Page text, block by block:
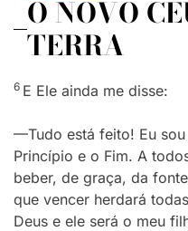
O NOVO
TERRA
6 E Ele ainda me disse:
—Tudo está feito! Eu
Princípio e o Fim. A
beber, de graça, da
que vencer herdará
Deus e ele será o meu